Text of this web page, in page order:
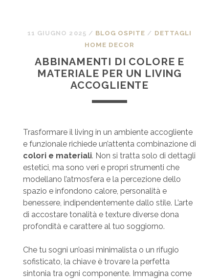
11 GIUGNO 2025 / BLOG OSPITE / DETTAGLI
HOME DECOR
ABBINAMENTI DI COLORE E
MATERIALE PER UN LIVING
ACCOGLIENTE
Trasformare il living in un ambiente accogliente
e funzionale richiede un’attenta combinazione di
colori e materiali. Non si tratta solo di dettagli
estetici, ma sono veri e propri strumenti che
modellano l’atmosfera e la percezione dello
spazio e infondono calore, personalità e
benessere, indipendentemente dallo stile. L’arte
di accostare tonalità e texture diverse dona
profondità e carattere al tuo soggiorno.
Che tu sogni un’oasi minimalista o un rifugio
sofisticato, la chiave è trovare la perfetta
sintonia tra ogni componente. Immagina come